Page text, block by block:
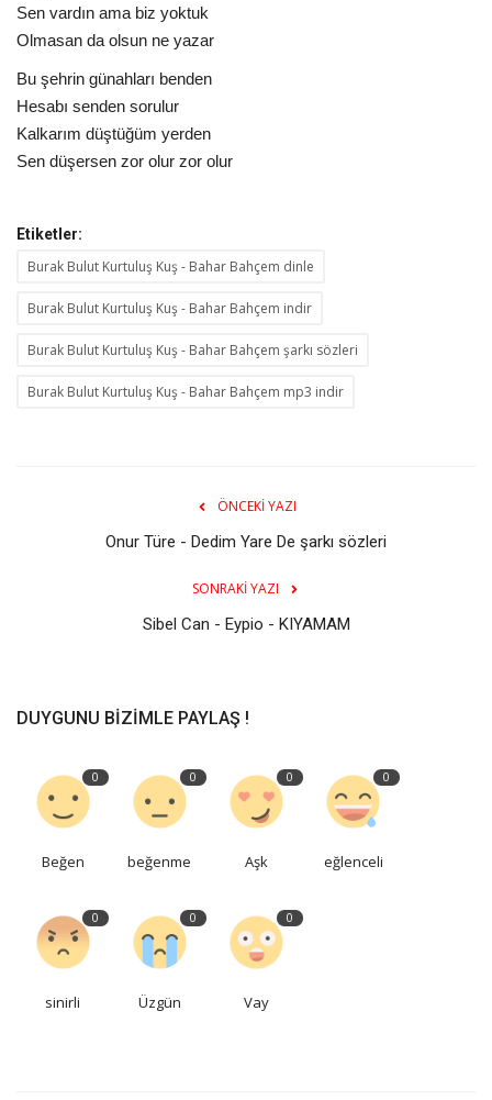
Sen vardın ama biz yoktuk
Olmasan da olsun ne yazar
Bu şehrin günahları benden
Hesabı senden sorulur
Kalkarım düştüğüm yerden
Sen düşersen zor olur zor olur
Etiketler:
Burak Bulut Kurtuluş Kuş - Bahar Bahçem dinle
Burak Bulut Kurtuluş Kuş - Bahar Bahçem indir
Burak Bulut Kurtuluş Kuş - Bahar Bahçem şarkı sözleri
Burak Bulut Kurtuluş Kuş - Bahar Bahçem mp3 indir
ÖNCEKI YAZI
Onur Türe - Dedim Yare De şarkı sözleri
SONRAKI YAZI
Sibel Can - Eypio - KIYAMAM
DUYGUNU BIZIMLE PAYLAŞ !
0
Beğen
0
beğenme
0
Aşk
0
eğlenceli
0
sinirli
0
Üzgün
0
Vay